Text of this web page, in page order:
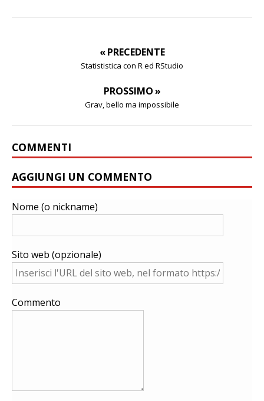
« PRECEDENTE
Statististica con R ed RStudio
PROSSIMO »
Grav, bello ma impossibile
COMMENTI
AGGIUNGI UN COMMENTO
Nome (o nickname)
Sito web (opzionale)
Commento